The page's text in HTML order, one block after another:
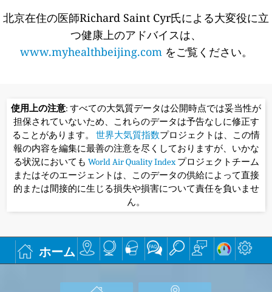
北京在住の医師Richard Saint Cyr氏による大変役に立
つ健康上のアドバイスは、
www.myhealthbeijing.com をご覧ください。
使用上の注意: すべての大気質データは公開時点では妥当性が
担保されていないため、これらのデータは予告なしに修正す
ることがあります。 世界大気質指数プロジェクトは、この情
報の内容を編集に最善の注意を尽くしておりますが、いかな
る状況においても World Air Quality Indexプロジェクトチーム
またはそのエージェントは、このデータの供給によって直接
的または間接的に生じる損失や損害について責任を負いませ
ん。
ホーム